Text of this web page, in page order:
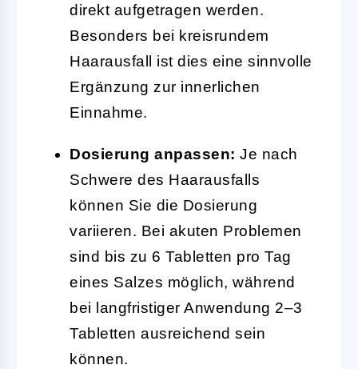
direkt aufgetragen werden.
Besonders bei kreisrundem
Haarausfall ist dies eine sinnvolle
Ergänzung zur innerlichen
Einnahme.
Dosierung anpassen: Je nach
Schwere des Haarausfalls
können Sie die Dosierung
variieren. Bei akuten Problemen
sind bis zu 6 Tabletten pro Tag
eines Salzes möglich, während
bei langfristiger Anwendung 2–3
Tabletten ausreichend sein
können.